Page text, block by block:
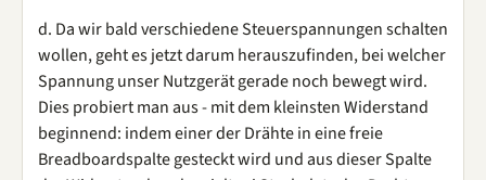
d. Da wir bald verschiedene Steuerspannungen schalten
wollen, geht es jetzt darum herauszufinden, bei welcher
Spannung unser Nutzgerät gerade noch bewegt wird.
Dies probiert man aus - mit dem kleinsten Widerstand
beginnend: indem einer der Drähte in eine freie
Breadboardspalte gesteckt wird und aus dieser Spalte